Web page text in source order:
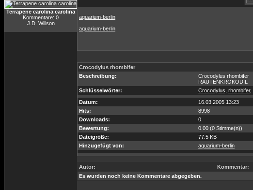
Terrapene carolina carolina
Kommentare: 0
J.D. Willson
aquarium-berlin
aquarium-berlin
Crocodylus rhombifer
Beschreibung:
Crocodylus rhombifer
RAUTENKROKODIL
Schlüsselwörter:
Crocodylus rhombifer,
Datum:
16.03.2005 13:23
Hits:
8998
Downloads:
0
Bewertung:
0.00 (0 Stimme(n))
Dateigröße:
77.5 KB
Hinzugefügt von:
aquarium-berlin
Autor:
Kommentar:
Es wurden noch keine Kommentare abgegeben.